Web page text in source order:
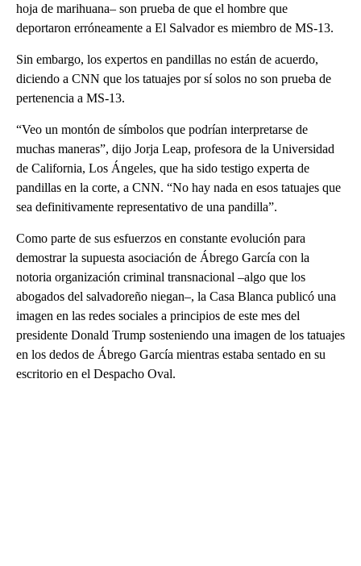
hoja de marihuana– son prueba de que el hombre que
deportaron erróneamente a El Salvador es miembro de MS-13.
Sin embargo, los expertos en pandillas no están de acuerdo,
diciendo a CNN que los tatuajes por sí solos no son prueba de
pertenencia a MS-13.
“Veo un montón de símbolos que podrían interpretarse de
muchas maneras”, dijo Jorja Leap, profesora de la Universidad
de California, Los Ángeles, que ha sido testigo experta de
pandillas en la corte, a CNN. “No hay nada en esos tatuajes que
sea definitivamente representativo de una pandilla”.
Como parte de sus esfuerzos en constante evolución para
demostrar la supuesta asociación de Ábrego García con la
notoria organización criminal transnacional –algo que los
abogados del salvadoreño niegan–, la Casa Blanca publicó una
imagen en las redes sociales a principios de este mes del
presidente Donald Trump sosteniendo una imagen de los tatuajes
en los dedos de Ábrego García mientras estaba sentado en su
escritorio en el Despacho Oval.